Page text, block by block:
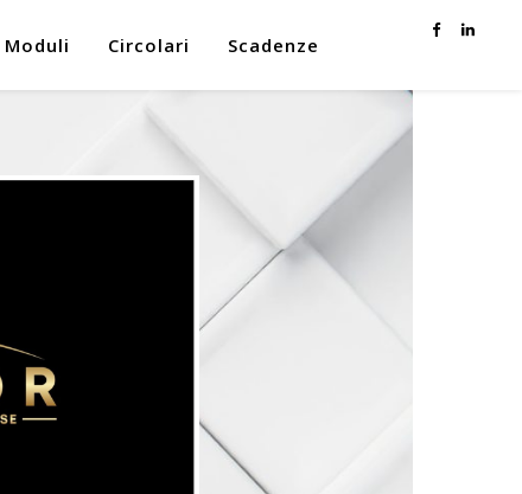
Moduli Circolari Scadenze